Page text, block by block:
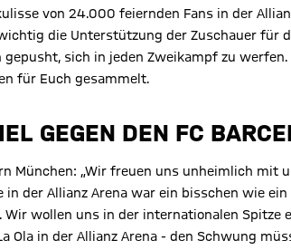
von 24.000 feiernden Fans in der
die Unterstützung der Zuschauer für
gepusht, sich in jeden Zweikampf zu
für Euch gesammelt.
GEGEN DEN FC
München: „Wir freuen uns unheimlich mit
in der Allianz Arena war ein bisschen wie
wollen uns in der internationalen Spitze
Ola in der Allianz Arena - den Schwung